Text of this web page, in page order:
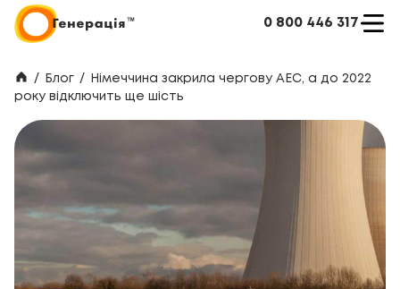
0 800 446 317
/ Блог /
Німеччина закрила чергову АЕС, а до 2022
року відключить ще шість